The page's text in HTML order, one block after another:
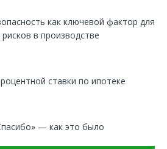
как ключевой фактор для
в производстве
ставки по ипотеке
— как это было